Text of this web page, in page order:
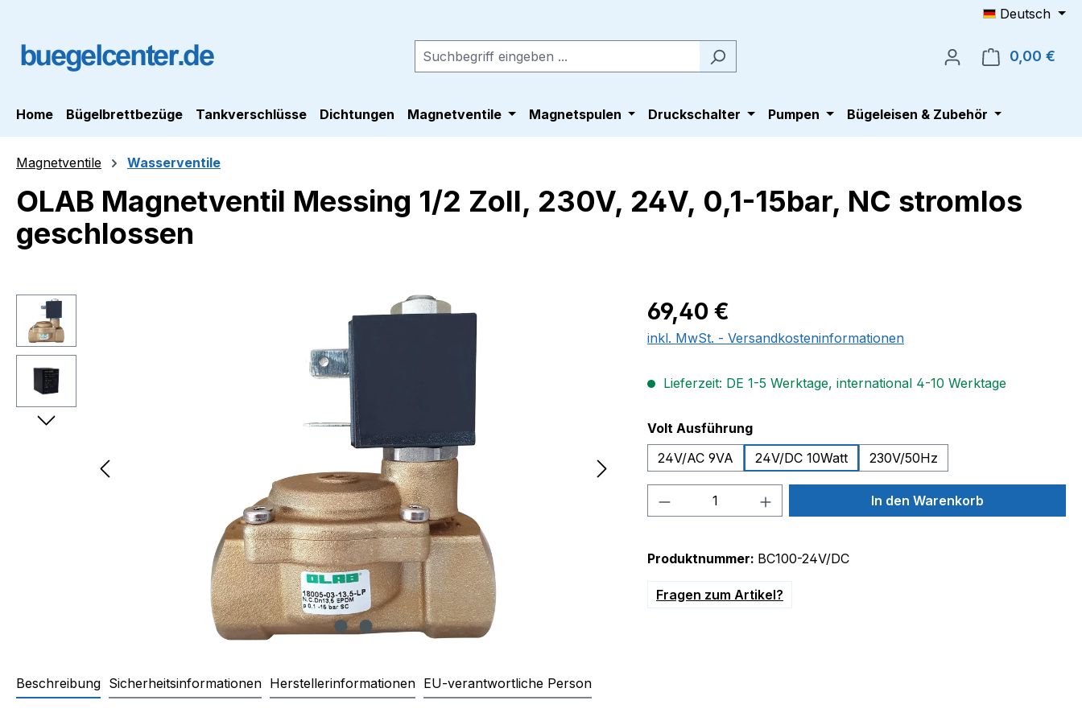
Deutsch
0,00 €
Home Bügelbrettbezüge Tankverschlüsse Dichtungen Magnetventile Magnetspulen Druckschalter Pumpen Bügeleisen & Zubehör
Magnetventile Wasserventile
OLAB Magnetventil Messing 1/2 Zoll, 230V, 24V, 0,1-15bar, NC stromlos
geschlossen
Bildergalerie überspringen Regulärer Preis:
69,40 €
inkl. MwSt. - Versandkosteninformationen
Lieferzeit: DE 1-5 Werktage, international 4-10 Werktage
Volt Ausführungauswählen
24V/AC 9VA
24V/DC 10Watt 230V/50Hz
Produkt Anzahl: Gib den gewünschten Wert
In den Warenkorb
Produktnummer: BC100-24V/DC
Fragen zum Artikel?
Beschreibung Sicherheitsinformationen Herstellerinformationen EU-verantwortliche Person